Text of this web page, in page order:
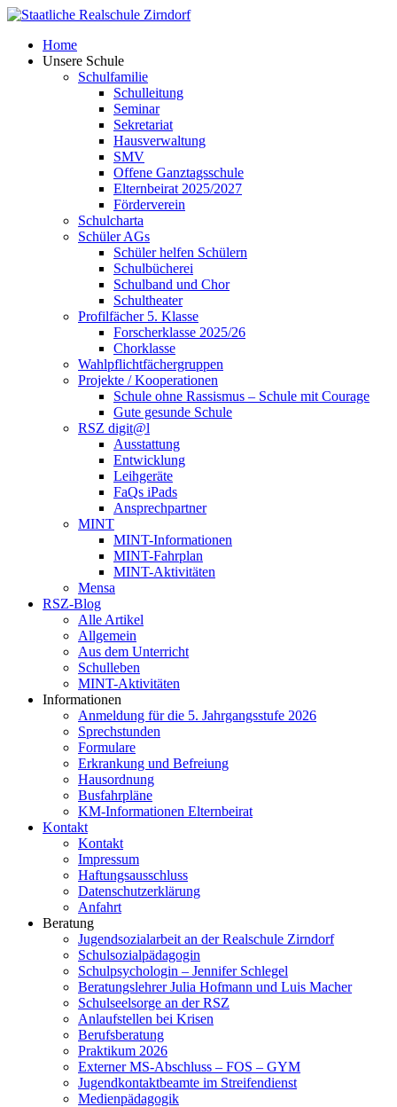
Skip
contentHome
Unsere Schule
Schulfamilie
Schulleitung
Seminar
Sekretariat
Hausverwaltung
SMV
Offene Ganztagsschule
Elternbeirat 2025/2027
Förderverein
Schulcharta
Schüler AGs
Schüler helfen Schülern
Schulbücherei
Schulband und Chor
Schultheater
Profilfächer 5. Klasse
Forscherklasse 2025/26
Chorklasse
Wahlpflichtfächergruppen
Projekte / Kooperationen
Schule ohne Rassismus – Schule mit Courage
Gute gesunde Schule
RSZ digit@l
Ausstattung
Entwicklung
Leihgeräte
FaQs iPads
Ansprechpartner
MINT
MINT-Informationen
MINT-Fahrplan
MINT-Aktivitäten
Mensa
RSZ-Blog
Alle Artikel
Allgemein
Aus dem Unterricht
Schulleben
MINT-Aktivitäten
Informationen
Anmeldung für die 5. Jahrgangsstufe 2026
Sprechstunden
Formulare
Erkrankung und Befreiung
Hausordnung
Busfahrpläne
KM-Informationen Elternbeirat
Kontakt
Kontakt
Impressum
Haftungsausschluss
Datenschutzerklärung
Anfahrt
Beratung
Jugendsozialarbeit an der Realschule Zirndorf
Schulsozialpädagogin
Schulpsychologin – Jennifer Schlegel
Beratungslehrer Julia Hofmann und Luis Macher
Schulseelsorge an der RSZ
Anlaufstellen bei Krisen
Berufsberatung
Praktikum 2026
Externer MS-Abschluss – FOS – GYM
Jugendkontaktbeamte im Streifendienst
Medienpädagogik